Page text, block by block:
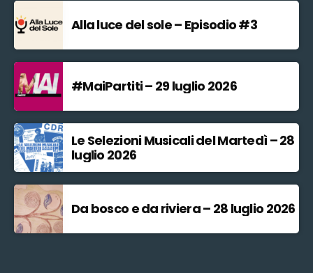
Alla luce del sole – Episodio #3
#MaiPartiti – 29 luglio 2026
Le Selezioni Musicali del Martedì – 28
luglio 2026
Da bosco e da riviera – 28 luglio 2026